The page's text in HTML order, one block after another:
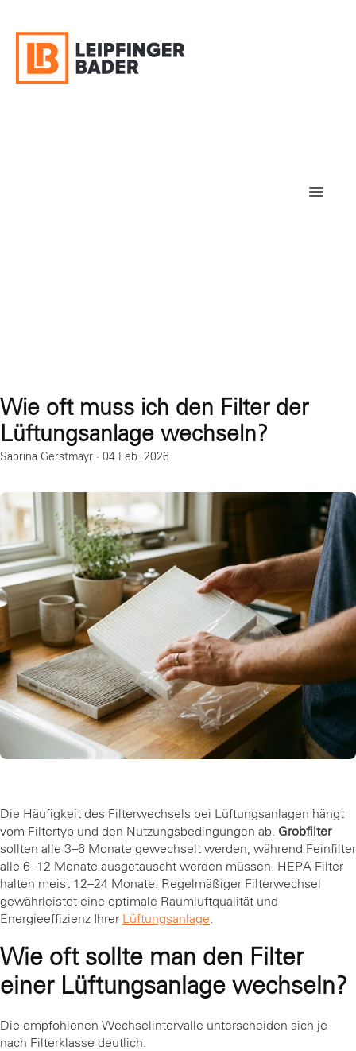
Wie oft muss ich den Filter der
Lüftungsanlage wechseln?
Sabrina Gerstmayr · 04 Feb. 2026
Die Häufigkeit des Filterwechsels bei Lüftungsanlagen hängt
vom Filtertyp und den Nutzungsbedingungen ab. Grobfilter
sollten alle 3–6 Monate gewechselt werden, während Feinfilter
alle 6–12 Monate ausgetauscht werden müssen. HEPA-Filter
halten meist 12–24 Monate. Regelmäßiger Filterwechsel
gewährleistet eine optimale Raumluftqualität und
Energieeffizienz Ihrer
Lüftungsanlage
Wie oft sollte man den Filter
einer Lüftungsanlage wechseln?
Die empfohlenen Wechselintervalle unterscheiden sich je
nach Filterklasse deutlich: